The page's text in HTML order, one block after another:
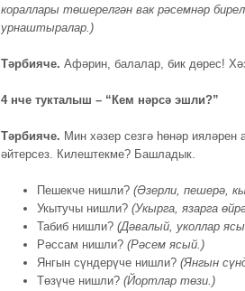
кораллары төшерелгән вак рәсемнәр
урнаштыралар.)
Тәрбияче. Афәрин, балалар, бик дөрес!
4 нче тукталыш – “Кем нәрсә эшли?”
Тәрбияче. Мин хәзер сезгә һөнәр
әйтерсез. Килештекме? Башладык.
Пешекче нишли? (Әзерли, пешерә,
Укытучы нишли? (Укырга, язарга
Табиб нишли? (Дәвалый, уколлар
Рәссам нишли? (Рәсем ясый.)
Янгын сүндерүче нишли? (Янгын
Төзүче нишли? (Йортлар төзи.)